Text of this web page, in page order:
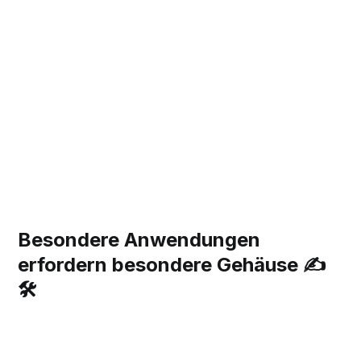
Besondere Anwendungen
erfordern besondere Gehäuse ✍️
🛠️